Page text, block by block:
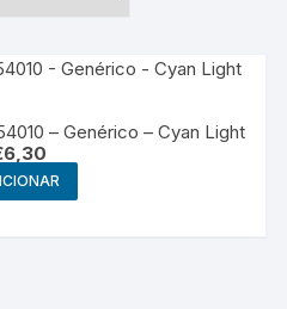
– Genérico – Cyan Light
6,30